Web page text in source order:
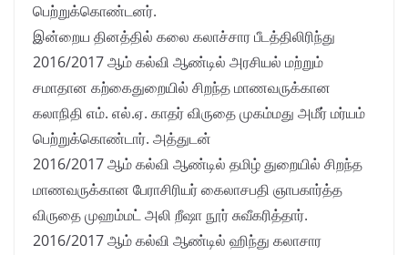
பெற்றுக்கொண்டனர்.
இன்றைய தினத்தில் கலை கலாச்சார பீடத்திலிரிந்து
2016/2017 ஆம் கல்வி ஆண்டில் அரசியல் மற்றும்
சமாதான கற்கைதுறையில் சிறந்த மாணவருக்கான
கலாநிதி எம். எல்.ஏ. காதர் விருதை முகம்மது அமீர் மர்யம்
பெற்றுக்கொண்டார். அத்துடன்
2016/2017 ஆம் கல்வி ஆண்டில் தமிழ் துறையில் சிறந்த
மாணவருக்கான பேராசிரியர் கைலாசபதி ஞாபகார்த்த
விருதை முஹம்மட் அலி றீஷா நூர் சுவீகரித்தார்.
2016/2017 ஆம் கல்வி ஆண்டில் ஹிந்து கலாசார